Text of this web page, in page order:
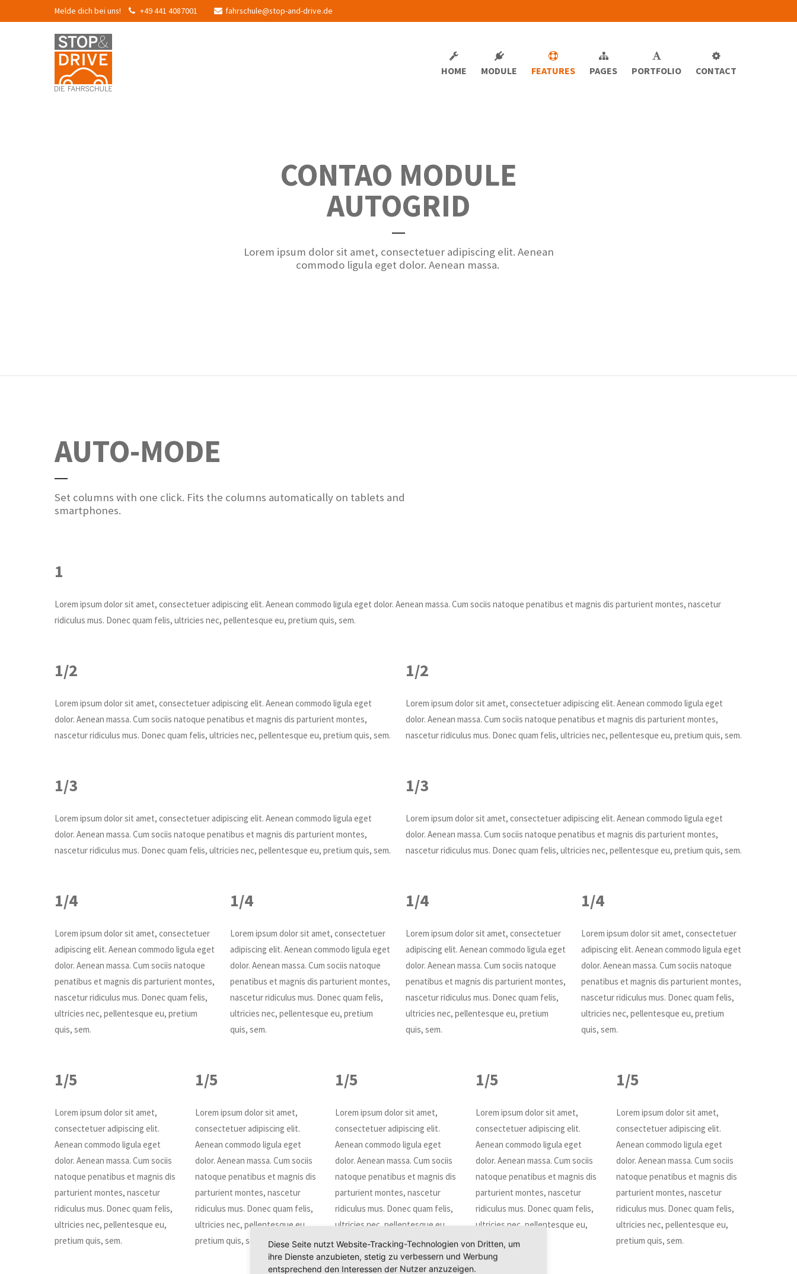
Melde dich bei uns! +49 441 4087001 fahrschule@stop-and-drive.de
HOME MODULE FEATURES PAGES PORTFOLIO CONTACT
CONTAO MODULE
AUTOGRID
Lorem ipsum dolor sit amet, consectetuer adipiscing elit. Aenean
commodo ligula eget dolor. Aenean massa.
AUTO-MODE
Set columns with one click. Fits the columns automatically on tablets and
smartphones.
1
Lorem ipsum dolor sit amet, consectetuer adipiscing elit. Aenean commodo ligula eget dolor. Aenean massa. Cum sociis natoque penatibus et magnis dis parturient montes, nascetur
ridiculus mus. Donec quam felis, ultricies nec, pellentesque eu, pretium quis, sem.
1/2
Lorem ipsum dolor sit amet, consectetuer adipiscing elit. Aenean commodo ligula eget
dolor. Aenean massa. Cum sociis natoque penatibus et magnis dis parturient montes,
nascetur ridiculus mus. Donec quam felis, ultricies nec, pellentesque eu, pretium quis, sem.
1/2
Lorem ipsum dolor sit amet, consectetuer adipiscing elit. Aenean commodo ligula eget
dolor. Aenean massa. Cum sociis natoque penatibus et magnis dis parturient montes,
nascetur ridiculus mus. Donec quam felis, ultricies nec, pellentesque eu, pretium quis, sem.
1/3
Lorem ipsum dolor sit amet, consectetuer adipiscing elit. Aenean commodo ligula eget
dolor. Aenean massa. Cum sociis natoque penatibus et magnis dis parturient montes,
nascetur ridiculus mus. Donec quam felis, ultricies nec, pellentesque eu, pretium quis, sem.
1/3
Lorem ipsum dolor sit amet, consectetuer adipiscing elit. Aenean commodo ligula eget
dolor. Aenean massa. Cum sociis natoque penatibus et magnis dis parturient montes,
nascetur ridiculus mus. Donec quam felis, ultricies nec, pellentesque eu, pretium quis, sem.
1/4
Lorem ipsum dolor sit amet, consectetuer
adipiscing elit. Aenean commodo ligula eget
dolor. Aenean massa. Cum sociis natoque
penatibus et magnis dis parturient montes,
nascetur ridiculus mus. Donec quam felis,
ultricies nec, pellentesque eu, pretium
quis, sem.
1/4
Lorem ipsum dolor sit amet, consectetuer
adipiscing elit. Aenean commodo ligula eget
dolor. Aenean massa. Cum sociis natoque
penatibus et magnis dis parturient montes,
nascetur ridiculus mus. Donec quam felis,
ultricies nec, pellentesque eu, pretium
quis, sem.
1/4
Lorem ipsum dolor sit amet, consectetuer
adipiscing elit. Aenean commodo ligula eget
dolor. Aenean massa. Cum sociis natoque
penatibus et magnis dis parturient montes,
nascetur ridiculus mus. Donec quam felis,
ultricies nec, pellentesque eu, pretium
quis, sem.
1/4
Lorem ipsum dolor sit amet, consectetuer
adipiscing elit. Aenean commodo ligula eget
dolor. Aenean massa. Cum sociis natoque
penatibus et magnis dis parturient montes,
nascetur ridiculus mus. Donec quam felis,
ultricies nec, pellentesque eu, pretium
quis, sem.
1/5
Lorem ipsum dolor sit amet,
consectetuer adipiscing elit.
Aenean commodo ligula eget
dolor. Aenean massa. Cum sociis
natoque penatibus et magnis dis
parturient montes, nascetur
ridiculus mus. Donec quam felis,
ultricies nec, pellentesque eu,
pretium quis, sem.
1/5
Lorem ipsum dolor sit amet,
consectetuer adipiscing elit.
Aenean commodo ligula eget
dolor. Aenean massa. Cum sociis
natoque penatibus et magnis dis
parturient montes, nascetur
ridiculus mus. Donec quam felis,
ultricies nec, pellentesque eu,
pretium quis, sem.
1/5
Lorem ipsum dolor sit amet,
consectetuer adipiscing elit.
Aenean commodo ligula eget
dolor. Aenean massa. Cum sociis
natoque penatibus et magnis dis
parturient montes, nascetur
ridiculus mus. Donec quam felis,
ultricies nec, pellentesque eu,
pretium quis, sem.
1/5
Lorem ipsum dolor sit amet,
consectetuer adipiscing elit.
Aenean commodo ligula eget
dolor. Aenean massa. Cum sociis
natoque penatibus et magnis dis
parturient montes, nascetur
ridiculus mus. Donec quam felis,
ultricies nec, pellentesque eu,
pretium quis, sem.
1/5
Lorem ipsum dolor sit amet,
consectetuer adipiscing elit.
Aenean commodo ligula eget
dolor. Aenean massa. Cum sociis
natoque penatibus et magnis dis
parturient montes, nascetur
ridiculus mus. Donec quam felis,
ultricies nec, pellentesque eu,
pretium quis, sem.
Diese Seite nutzt Website-Tracking-Technologien von Dritten, um
ihre Dienste anzubieten, stetig zu verbessern und Werbung
entsprechend den Interessen der Nutzer anzuzeigen.